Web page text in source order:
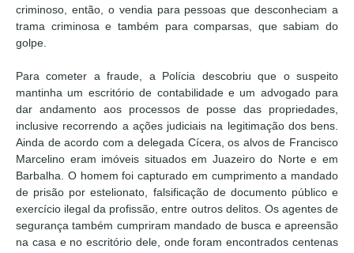
criminoso, então, o vendia para pessoas que desconheciam a
trama criminosa e também para comparsas, que sabiam do
golpe.
Para cometer a fraude, a Polícia descobriu que o suspeito
mantinha um escritório de contabilidade e um advogado para
dar andamento aos processos de posse das propriedades,
inclusive recorrendo a ações judiciais na legitimação dos bens.
Ainda de acordo com a delegada Cícera, os alvos de Francisco
Marcelino eram imóveis situados em Juazeiro do Norte e em
Barbalha. O homem foi capturado em cumprimento a mandado
de prisão por estelionato, falsificação de documento público e
exercício ilegal da profissão, entre outros delitos. Os agentes de
segurança também cumpriram mandado de busca e apreensão
na casa e no escritório dele, onde foram encontrados centenas